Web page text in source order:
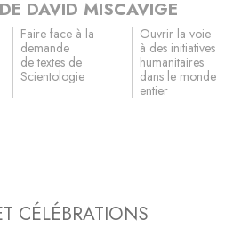
DAVID MISCAVIGE
Faire face à la
demande
de textes de
Scientologie
Ouvrir la voie
à des initiatives
humanitaires
dans le monde
entier
CÉLÉBRATIONS